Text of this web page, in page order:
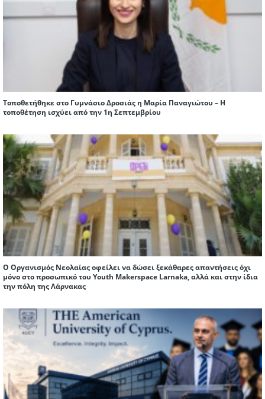
Τοποθετήθηκε στο Γυμνάσιο Δροσιάς η Μαρία Παναγιώτου – Η
τοποθέτηση ισχύει από την 1η Σεπτεμβρίου
Ο Οργανισμός Νεολαίας οφείλει να δώσει ξεκάθαρες απαντήσεις όχι
μόνο στο προσωπικό του Youth Makerspace Larnaka, αλλά και στην ίδια
την πόλη της Λάρνακας